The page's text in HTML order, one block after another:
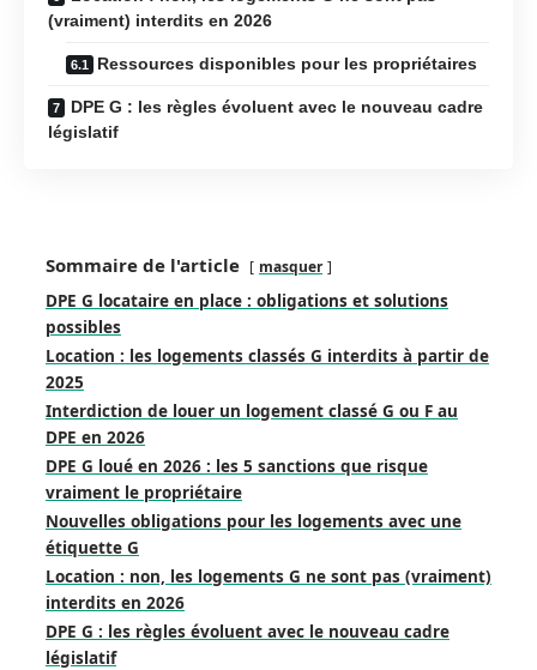
(vraiment) interdits en 2026
Ressources disponibles pour les propriétaires
DPE G : les règles évoluent avec le nouveau cadre
législatif
Sommaire de l'article masquer
DPE G locataire en place : obligations et solutions
possibles
Location : les logements classés G interdits à partir de
2025
Interdiction de louer un logement classé G ou F au
DPE en 2026
DPE G loué en 2026 : les 5 sanctions que risque
vraiment le propriétaire
Nouvelles obligations pour les logements avec une
étiquette G
Location : non, les logements G ne sont pas (vraiment)
interdits en 2026
DPE G : les règles évoluent avec le nouveau cadre
législatif